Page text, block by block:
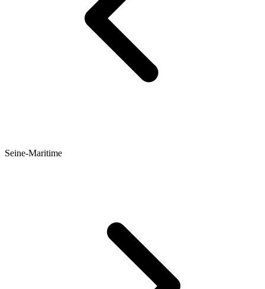
Seine-Maritime